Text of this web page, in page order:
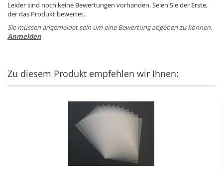
Leider sind noch keine Bewertungen vorhanden. Seien Sie der Erste,
der das Produkt bewertet.
Sie müssen angemeldet sein um eine Bewertung abgeben zu können.
Anmelden
Zu diesem Produkt empfehlen wir Ihnen: